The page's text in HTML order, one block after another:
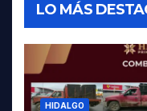
LO MÁS
HIDALGO